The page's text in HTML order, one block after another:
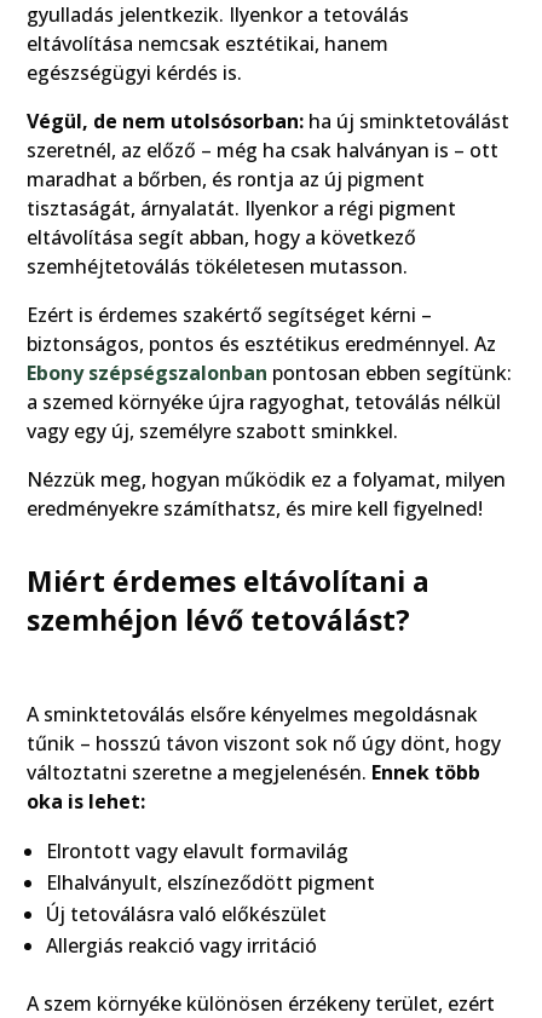
gyulladás jelentkezik. Ilyenkor a tetoválás
eltávolítása nemcsak esztétikai, hanem
egészségügyi kérdés is.
Végül, de nem utolsósorban: ha új sminktetoválást
szeretnél, az előző – még ha csak halványan is – ott
maradhat a bőrben, és rontja az új pigment
tisztaságát, árnyalatát. Ilyenkor a régi pigment
eltávolítása segít abban, hogy a következő
szemhéjtetoválás tökéletesen mutasson.
Ezért is érdemes szakértő segítséget kérni –
biztonságos, pontos és esztétikus eredménnyel. Az
Ebony szépségszalonban pontosan ebben segítünk:
a szemed környéke újra ragyoghat, tetoválás nélkül
vagy egy új, személyre szabott sminkkel.
Nézzük meg, hogyan működik ez a folyamat, milyen
eredményekre számíthatsz, és mire kell figyelned!
Miért érdemes eltávolítani a
szemhéjon lévő tetoválást?
A sminktetoválás elsőre kényelmes megoldásnak
tűnik – hosszú távon viszont sok nő úgy dönt, hogy
változtatni szeretne a megjelenésén. Ennek több
oka is lehet:
Elrontott vagy elavult formavilág
Elhalványult, elszíneződött pigment
Új tetoválásra való előkészület
Allergiás reakció vagy irritáció
A szem környéke különösen érzékeny terület, ezért